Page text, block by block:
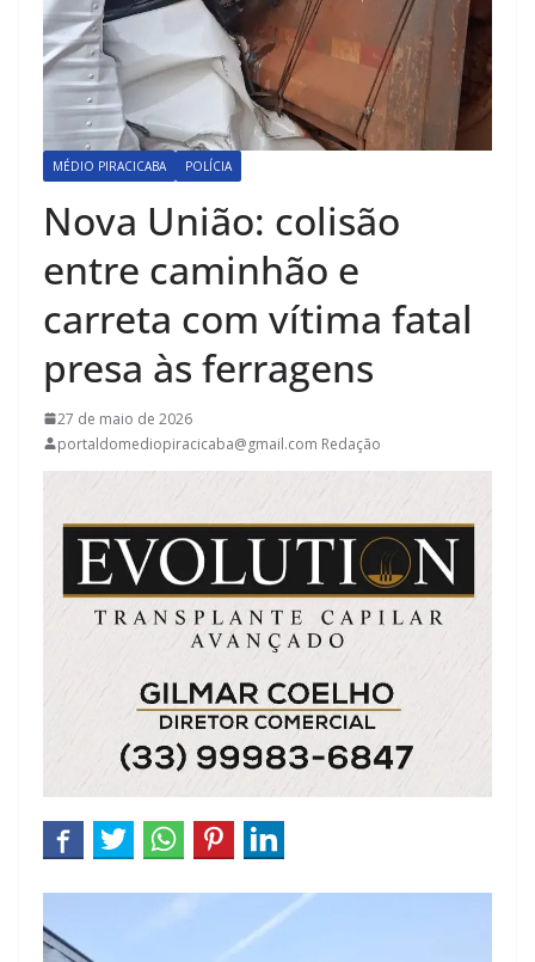
MÉDIO PIRACICABA POLÍCIA
Nova União: colisão
entre caminhão e
carreta com vítima fatal
presa às ferragens
27 de maio de 2026
portaldomediopiracicaba@gmail.com Redação